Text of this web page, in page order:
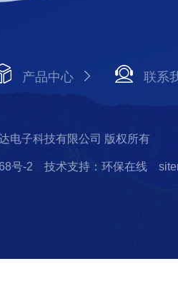
产品中心 联系
电子科技有限公司 版权所有
号-2 技术支持：环保在线